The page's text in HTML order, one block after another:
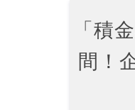
「積
間！